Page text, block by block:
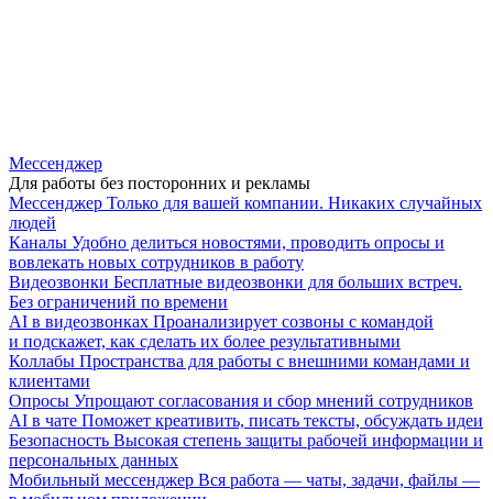
Мессенджер
Для работы без посторонних и рекламы
Мессенджер Только для вашей компании. Никаких случайных
людей
Каналы Удобно делиться новостями, проводить опросы и
вовлекать новых сотрудников в работу
Видеозвонки Бесплатные видеозвонки для больших встреч.
Без ограничений по времени
AI в видеозвонках Проанализирует созвоны с командой
и подскажет, как сделать их более результативными
Коллабы Пространства для работы с внешними командами и
клиентами
Опросы Упрощают согласования и сбор мнений сотрудников
AI в чате Поможет креативить, писать тексты, обсуждать идеи
Безопасность Высокая степень защиты рабочей информации и
персональных данных
Мобильный мессенджер Вся работа — чаты, задачи, файлы —